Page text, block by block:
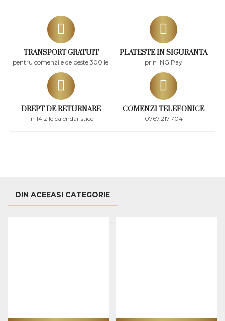
TRANSPORT GRATUIT
pentru comenzile de peste 300 lei
PLATESTE IN SIGURANTA
prin ING Pay
DREPT DE RETURNARE
in 14 zile calendaristice
COMENZI TELEFONICE
0767.217.704
DIN ACEEASI CATEGORIE